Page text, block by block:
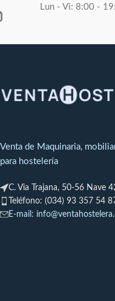
Gran capacidad de
Posibilidad de hacer la
Lun - Vi: 8:00 -
Venta de Maquinaria,
para hostelería
C. Via Trajana, 50-56 Nave
Teléfono: (034) 93 357 54
E-mail: